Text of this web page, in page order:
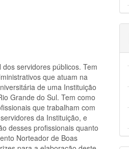
servidores públicos. Tem
que atuam na
de uma Instituição
Grande do Sul. Tem como
que trabalham com
da Instituição, e
desses profissionais quanto
Norteador de Boas